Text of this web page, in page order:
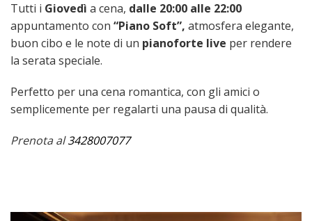
Tutti i Giovedì a cena, dalle 20:00 alle 22:00
appuntamento con “Piano Soft”, atmosfera elegante,
buon cibo e le note di un pianoforte live per rendere
la serata speciale.
Perfetto per una cena romantica, con gli amici o
semplicemente per regalarti una pausa di qualità.
Prenotaal3428007077